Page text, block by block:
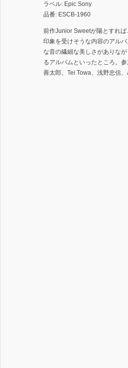
ラベル: Epic Sony
品番: ESCB-1960
前作Junior Sweetが陽とすれ
印象を受けそうな内容のアル
な音の繊細な美しさがありな
るアルバムといったところ。
善太郎、Tei Towa、浅野忠信